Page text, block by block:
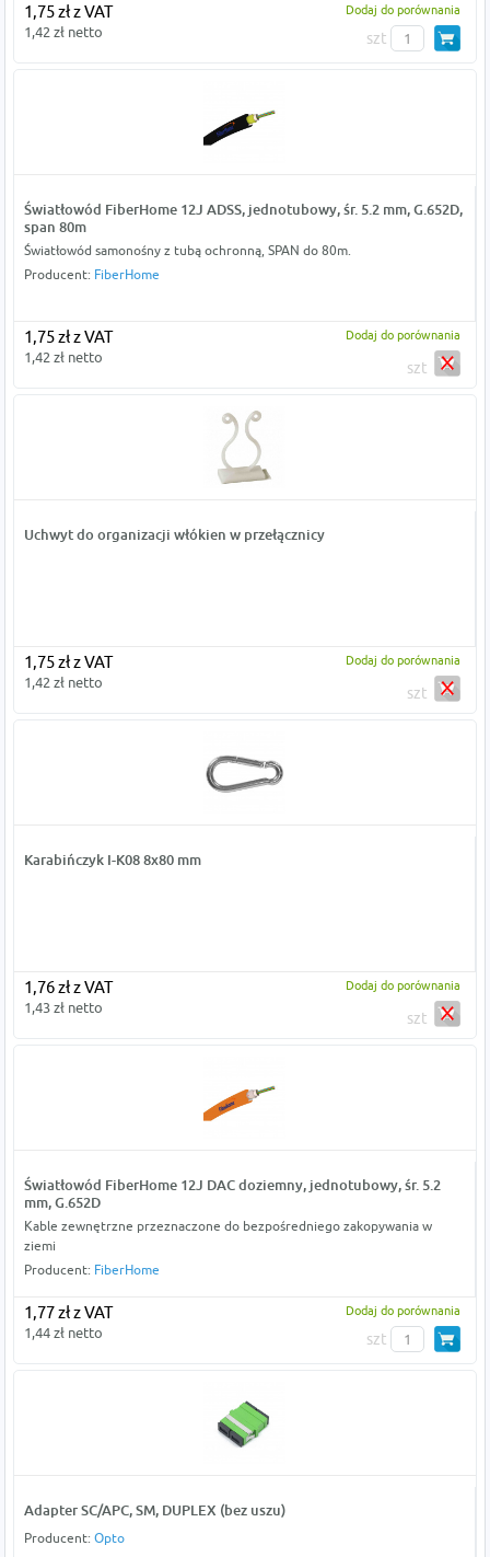
1,75 zł z VAT
1,42 zł netto
Dodaj do porównania
szt
Światłowód FiberHome 12J ADSS, jednotubowy, śr. 5.2 mm, G.652D,
span 80m
Światłowód samonośny z tubą ochronną, SPAN do 80m.
Producent: FiberHome
1,75 zł z VAT
1,42 zł netto
Dodaj do porównania
szt
Uchwyt do organizacji włókien w przełącznicy
1,75 zł z VAT
1,42 zł netto
Dodaj do porównania
szt
Karabińczyk I-K08 8x80 mm
1,76 zł z VAT
1,43 zł netto
Dodaj do porównania
szt
Światłowód FiberHome 12J DAC doziemny, jednotubowy, śr. 5.2
mm, G.652D
Kable zewnętrzne przeznaczone do bezpośredniego zakopywania w
ziemi
Producent: FiberHome
1,77 zł z VAT
1,44 zł netto
Dodaj do porównania
szt
Adapter SC/APC, SM, DUPLEX (bez uszu)
Producent: Opto